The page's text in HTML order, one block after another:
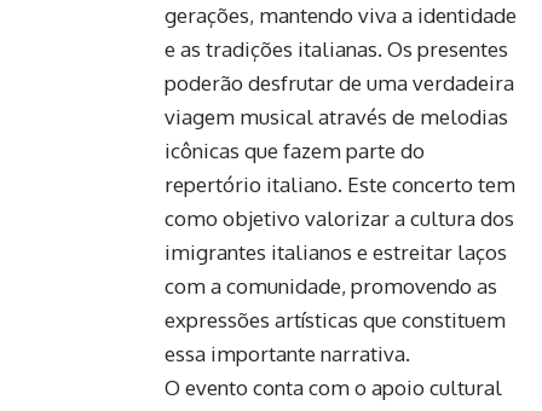
gerações, mantendo viva a identidade
e as tradições italianas. Os presentes
poderão desfrutar de uma verdadeira
viagem musical através de melodias
icônicas que fazem parte do
repertório italiano. Este concerto tem
como objetivo valorizar a cultura dos
imigrantes italianos e estreitar laços
com a comunidade, promovendo as
expressões artísticas que constituem
essa importante narrativa.
O evento conta com o apoio cultural